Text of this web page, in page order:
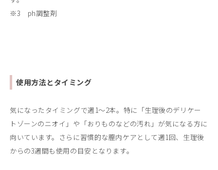
※3 ph調整剤
使用方法とタイミング
気になったタイミングで週1～2本。特に「生理後のデリケー
トゾーンのニオイ」や「おりものなどの汚れ」が気になる方に
向いています。さらに習慣的な膣内ケアとして週1回、生理後
からの3週間も使用の目安となります。